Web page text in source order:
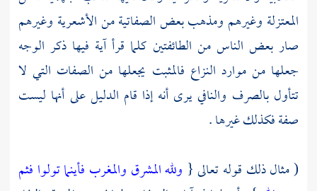
المعتزلة وغيرهم ومذهب بعض الصفاتية منالأشعرية وغيرهم
صار بعض الناس من الطائفتين كلما قرأ آية فيها ذكر الوجه
جعلها من موارد النزاع فالمثبت يجعلها من الصفات التي لا
تتأول بالصرف والنافي يرى أنه إذا قام الدليل على أنها ليست
صفة فكذلك غيرها .
( مثال ذلك قوله تعالى { ولله المشرق والمغرب فأينما تولوا فثم